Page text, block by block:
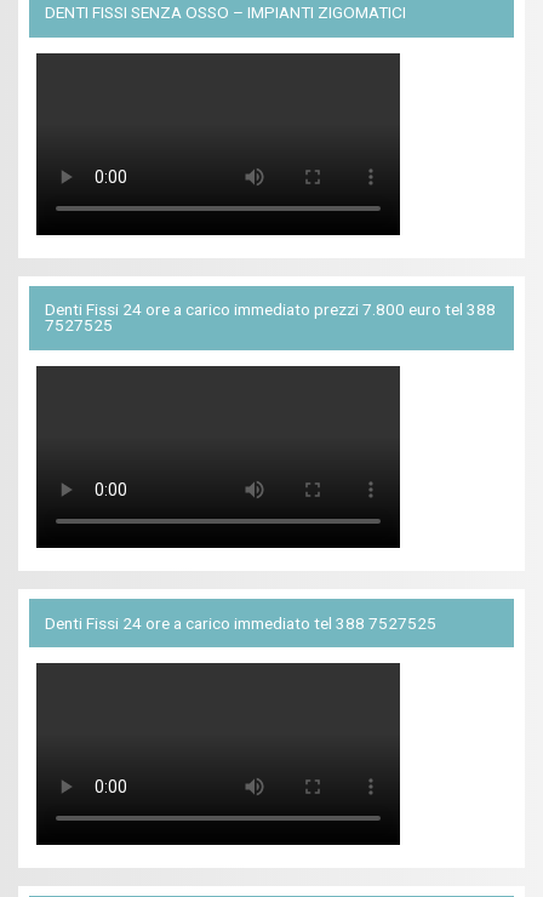
DENTI FISSI SENZA OSSO – IMPIANTI ZIGOMATICI
Denti Fissi 24 ore a carico immediato prezzi 7.800 euro tel 388
7527525
Denti Fissi 24 ore a carico immediato tel 388 7527525